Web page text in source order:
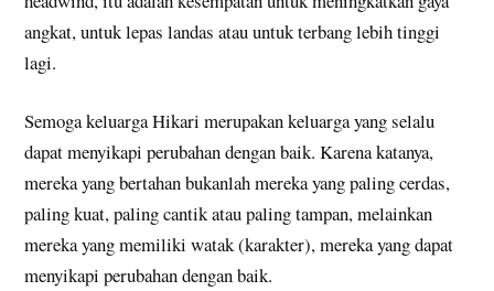
angkat, untuk lepas landas atau untuk terbang lebih tinggi
lagi.
Semoga keluarga Hikari merupakan keluarga yang selalu
dapat menyikapi perubahan dengan baik. Karena katanya,
mereka yang bertahan bukanlah mereka yang paling cerdas,
paling kuat, paling cantik atau paling tampan, melainkan
mereka yang memiliki watak (karakter), mereka yang dapat
menyikapi perubahan dengan baik.